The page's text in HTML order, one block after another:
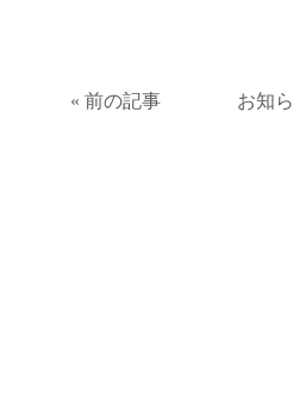
« 前の記事 お知